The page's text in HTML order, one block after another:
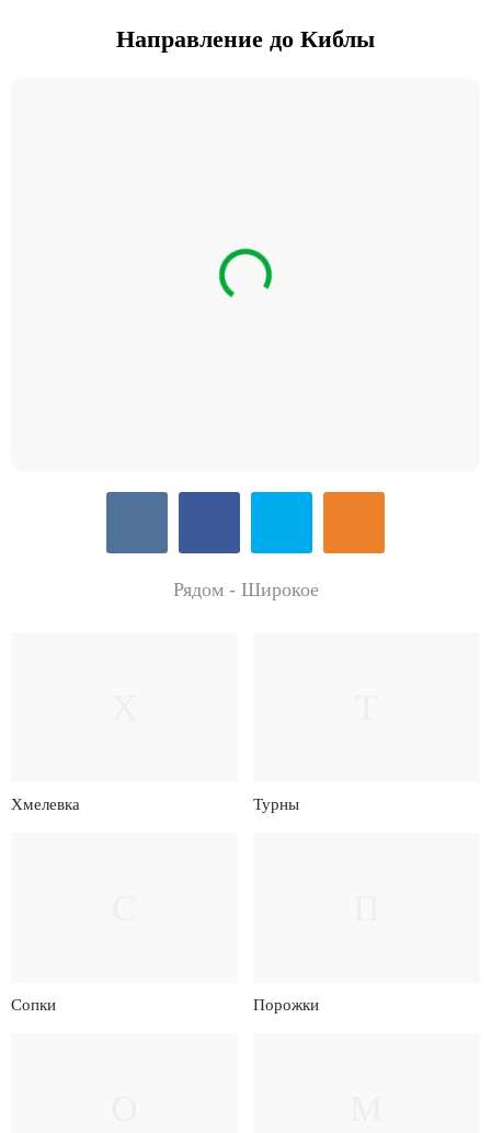
Направление до Киблы
Рядом - Широкое
Хмелевка Турны
Сопки Порожки